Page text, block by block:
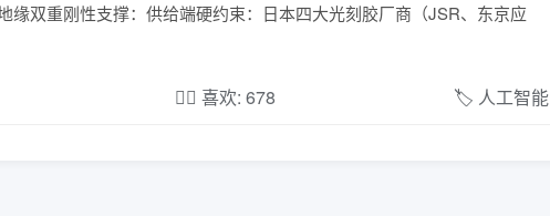
双重刚性支撑：供给端硬约束：日本四大光刻胶厂商（JSR、东京应
❤️‍🔥 喜欢: 678 🏷️ 人工智能